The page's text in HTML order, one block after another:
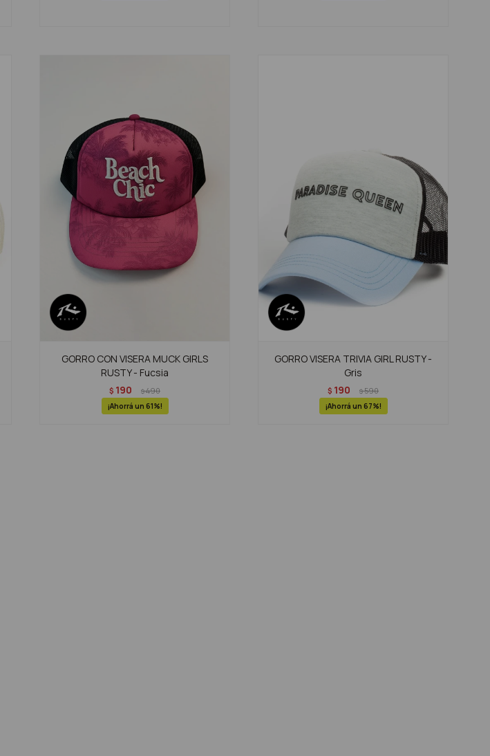
GORRO CON VISERA MUCK GIRLS
RUSTY - Fucsia
$ 190 $490
61
GORRO VISERA TRIVIA GIRL RUSTY -
Gris
$ 190 $590
67